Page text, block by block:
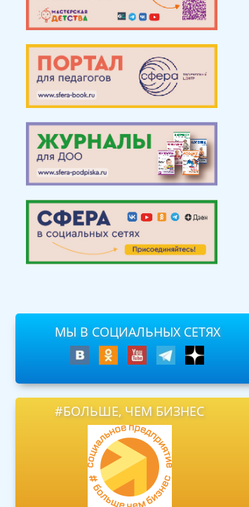
МЫ В СОЦИАЛЬНЫХ СЕТЯХ
#БОЛЬШЕ, ЧЕМ БИЗНЕС